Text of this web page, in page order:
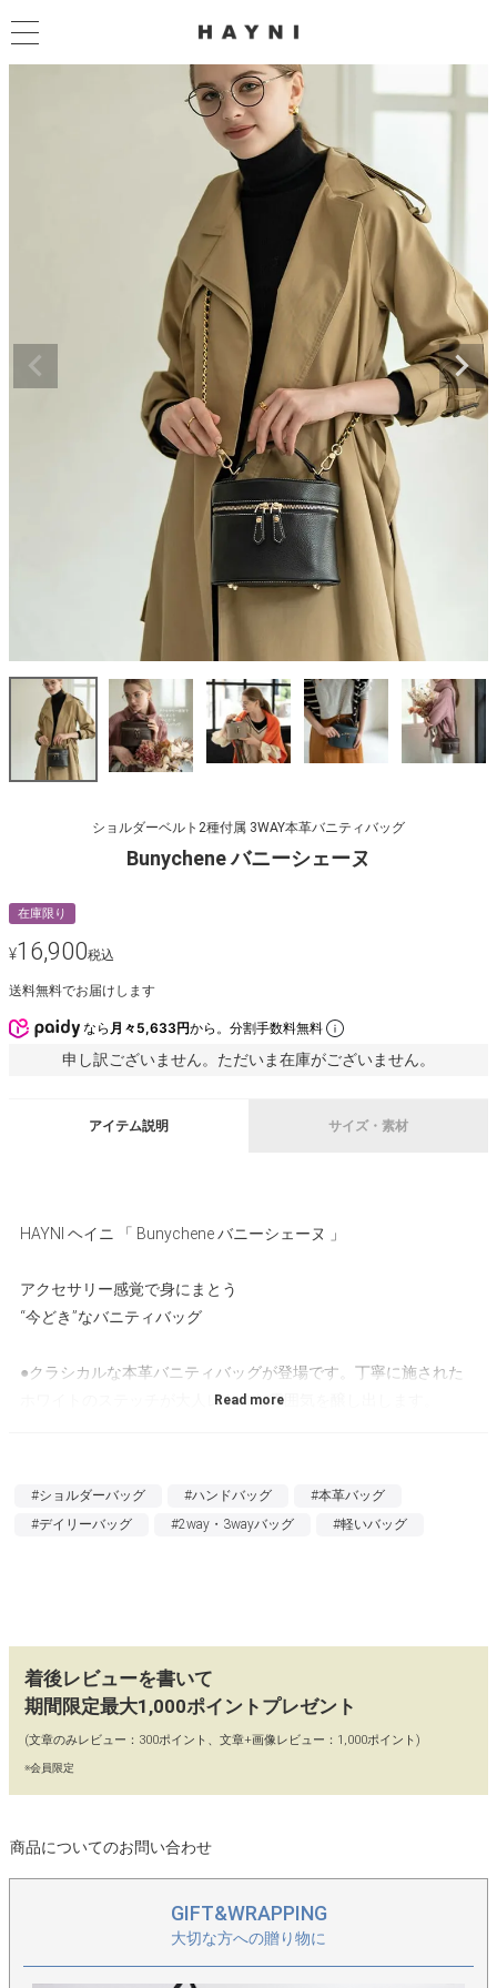
ショルダーベルト2種付属 3WAY本革バニティバッグ
Bunychene バニーシェーヌ
在庫限り
¥16,900税込
送料無料でお届けします
なら 月々5,633円から。分割手数料無料
申し訳ございません。ただいま在庫がございません。
アイテム説明 サイズ・素材
HAYNI ヘイニ 「 Bunychene バニーシェーヌ 」
アクセサリー感覚で身にまとう
“今どき”なバニティバッグ
●クラシカルな本革バニティバッグが登場です。丁寧に施された
ホワイトのステッチが大人レトロな雰囲気を醸し出します。
な細身本革タイプの2種のショルダーベルトが付属。アクセサリ
ーのように付け替えて気軽に＆身軽にお楽しみいただけます。
ミニショルダーです。
【コーディネート】
カジュアルなシーンでも特別な日のお洋服にも似合います。
大人可愛いデザインでも本革の質感で落ち着いた印象に仕上がり
【カラー】
ブラック、モカグレージュ、ワインチョコ、ブルー
#ショルダーバッグ #ハンドバッグ
#本革バッグ
#デイリーバッグ
#2way・3wayバッグ #軽いバッグ
着後レビューを書いて
期間限定最大1,000ポイントプレゼント
(文章のみレビュー：300ポイント、文章+画像レビュー：1,000ポイント)
※会員限定
商品についてのお問い合わせ
GIFT&WRAPPING
大切な方への贈り物に